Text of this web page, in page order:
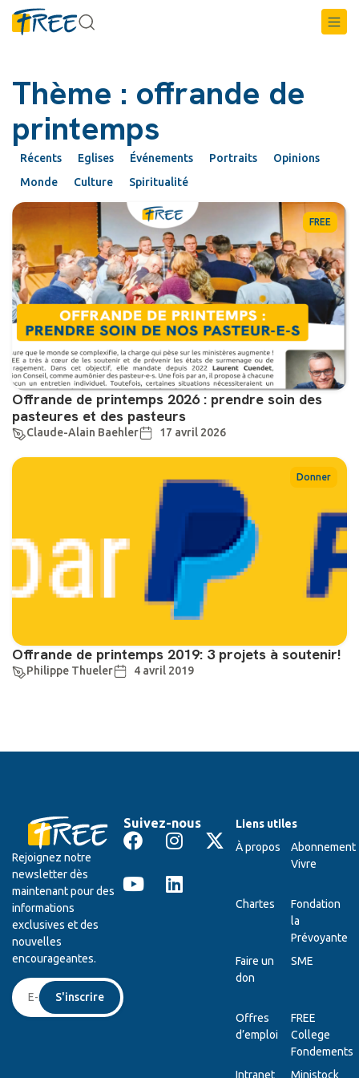
Thème : offrande de
printemps
Récents Eglises Événements Portraits
Opinions
Monde
Culture Spiritualité
FREE
Offrande de printemps 2026 : prendre soin des
pasteures et des pasteurs
Claude-Alain Baehler 17 avril 2026
Donner
Offrande de printemps 2019: 3 projets à soutenir!
Philippe Thueler 4 avril 2019
Rejoignez notre
newsletter dès
maintenant pour des
informations
exclusives et des
nouvelles
encourageantes.
S'inscrire
Liens utiles
À propos
Abonnement
Vivre
Chartes
Fondation
la
Prévoyante
Faire un
don
SME
Offres
d’emploi
FREE
College
Fondements
Intranet
Ministock
Suivez-nous